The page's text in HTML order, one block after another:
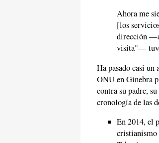
Ahora me
[los
dirección
visita"—
Ha pasado casi un
ONU en Ginebra
contra su padre,
cronología de las
En 2014, el
cristianismo